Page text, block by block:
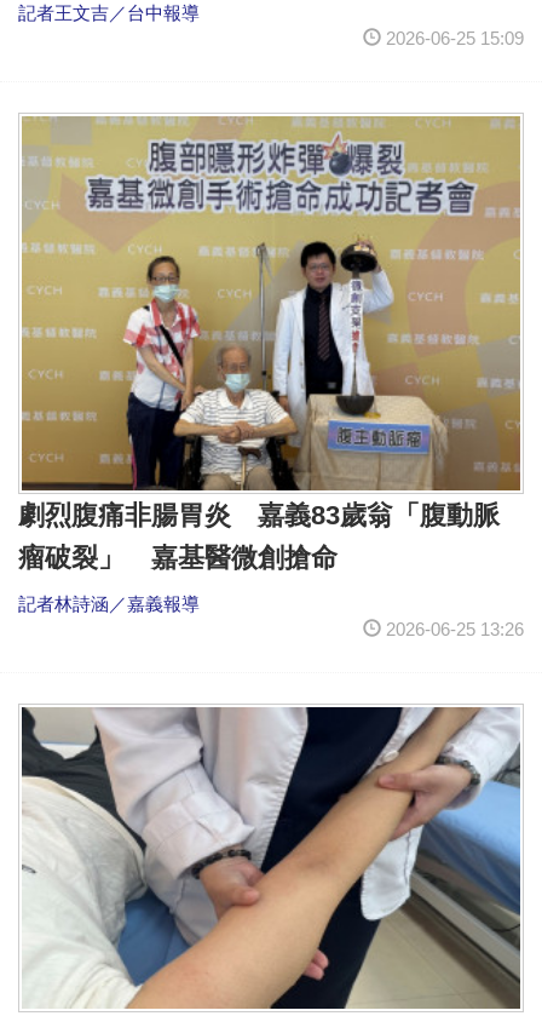
記者王文吉／台中報導
2026-06-25 15:09
劇烈腹痛非腸胃炎 嘉義83歲翁「腹動脈
瘤破裂」 嘉基醫微創搶命
記者林詩涵／嘉義報導
2026-06-25 13:26